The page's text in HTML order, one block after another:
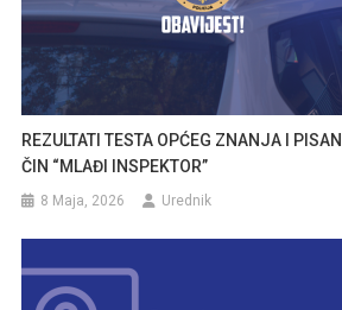
REZULTATI TESTA OPĆEG ZNANJA I
ČIN “MLAĐI INSPEKTOR”
8 Maja, 2026 Urednik